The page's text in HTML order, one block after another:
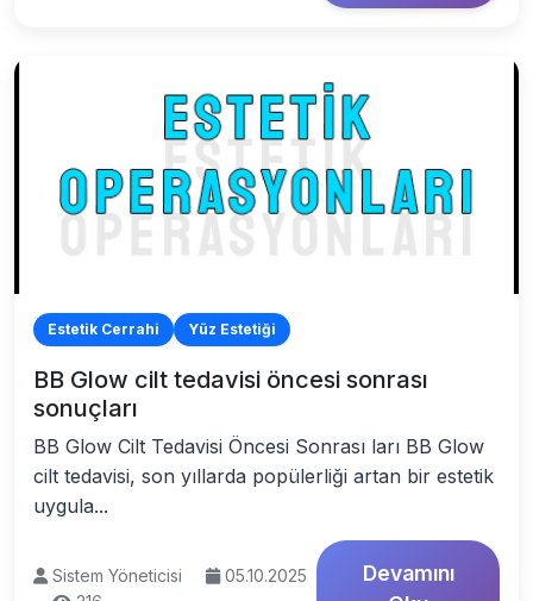
Estetik Cerrahi Yüz Estetiği
BB Glow cilt tedavisi öncesi sonrası
sonuçları
BB Glow Cilt Tedavisi Öncesi Sonrası ları BB Glow
cilt tedavisi, son yıllarda popülerliği artan bir estetik
uygula...
Sistem Yöneticisi
05.10.2025
Devamını